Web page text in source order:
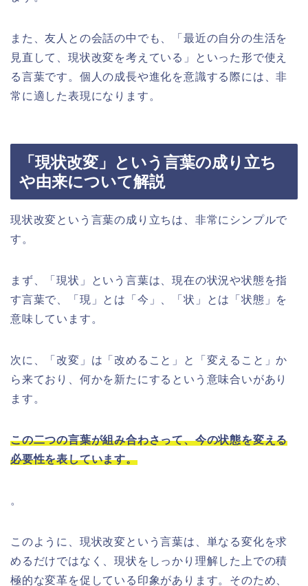
また、友人との会話の中でも、「最近の自分の生活を
見直して、現状改変を考えている」といった形で使え
る言葉です。個人の成長や進化を意識する際には、非
常に適した表現になります。
「現状改変」という言葉の成り立ち
や由来について解説
現状改変という言葉の成り立ちは、非常にシンプルで
す。
まず、「現状」という言葉は、現在の状況や状態を指
す言葉で、「現」とは「今」、「状」とは「状態」を
意味しています。
次に、「改変」は「改めること」と「変えること」か
ら来ており、何かを新たにするという意味合いがあり
ます。
この二つの言葉が組み合わさって、今の状態を変える
必要性を表しています。
。
このように、現状改変という言葉は、単なる変化を求
めるだけではなく、現状をしっかり理解した上での積
極的な変革を促している印象があります。そのため、